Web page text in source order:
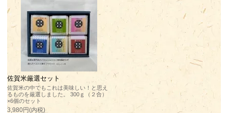
佐賀米厳選セット
佐賀米の中でもこれは美味しい！と思え
るものを厳選しました。 300ｇ（２合）
×6個のセット
3,980円(内税)